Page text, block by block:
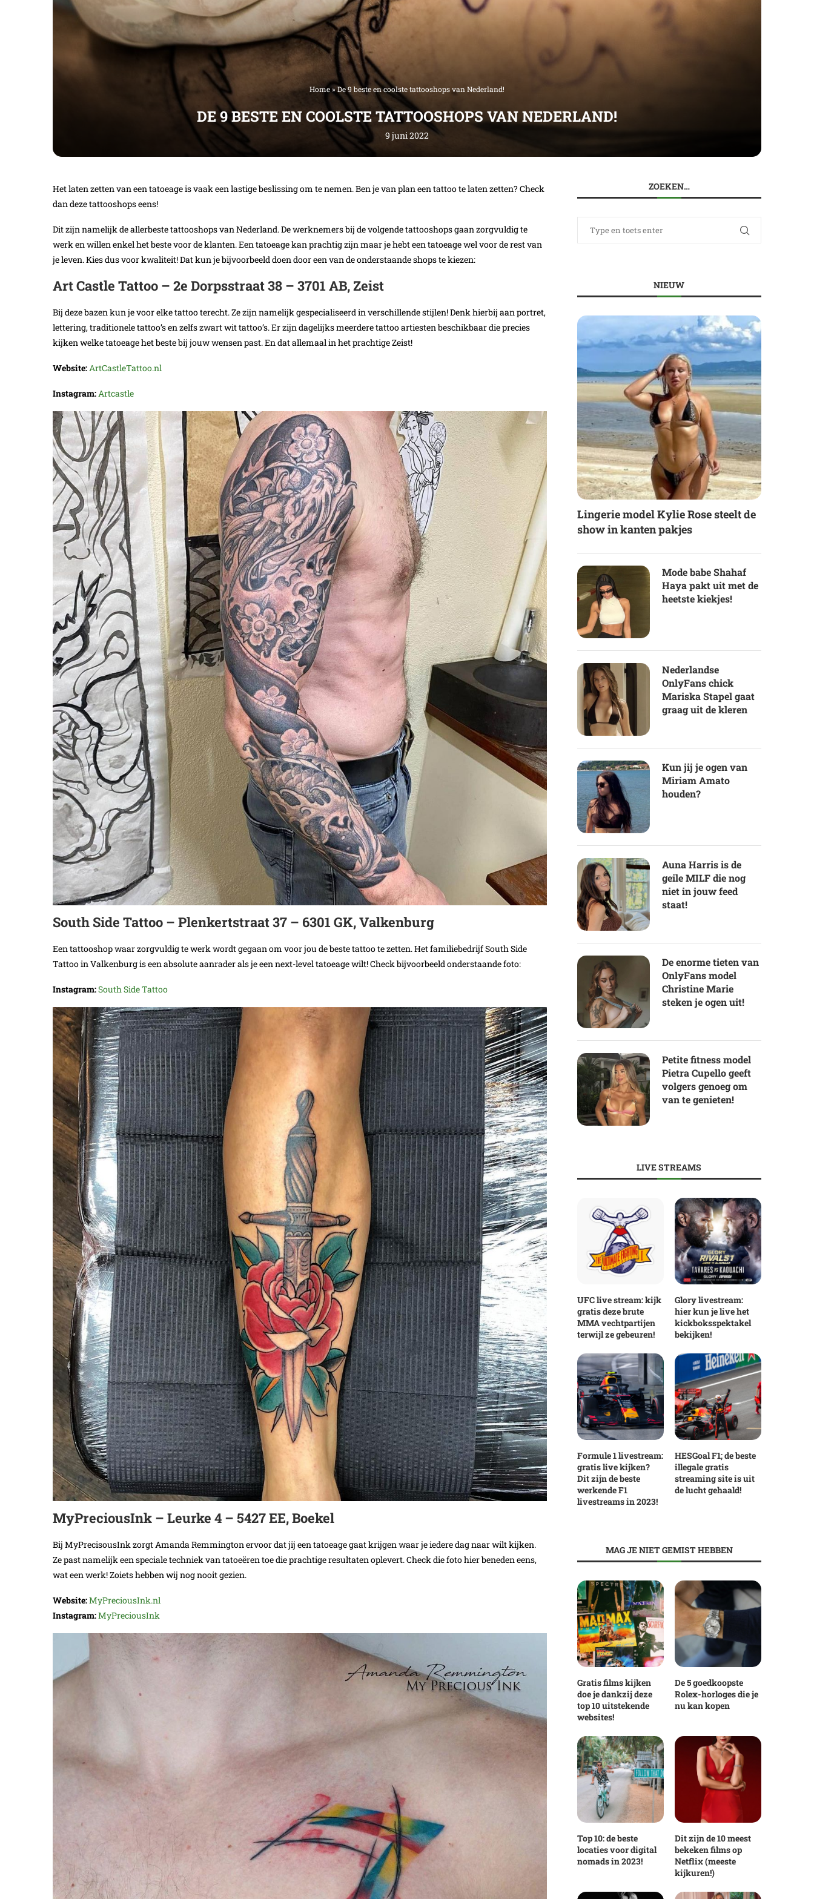
Home»De 9 beste en coolste tattooshops van Nederland!
DE 9 BESTE EN COOLSTE TATTOOSHOPS VAN NEDERLAND!
9 juni 2022
Het laten zetten van een tatoeage is vaak een lastige beslissing om te nemen. Ben je van plan een tattoo te laten zetten? Check
dan deze tattooshops eens!
Dit zijn namelijk de allerbeste tattooshops van Nederland. De werknemers bij de volgende tattooshops gaan zorgvuldig te
werk en willen enkel het beste voor de klanten. Een tatoeage kan prachtig zijn maar je hebt een tatoeage wel voor de rest van
je leven. Kies dus voor kwaliteit! Dat kun je bijvoorbeeld doen door een van de onderstaande shops te kiezen:
Art Castle Tattoo – 2e Dorpsstraat 38 – 3701 AB, Zeist
Bij deze bazen kun je voor elke tattoo terecht. Ze zijn namelijk gespecialiseerd in verschillende stijlen! Denk hierbij aan portret,
lettering, traditionele tattoo’s en zelfs zwart wit tattoo’s. Er zijn dagelijks meerdere tattoo artiesten beschikbaar die precies
kijken welke tatoeage het beste bij jouw wensen past. En dat allemaal in het prachtige Zeist!
Website:ArtCastleTattoo.nl
Instagram:Artcastle
South Side Tattoo – Plenkertstraat 37 – 6301 GK, Valkenburg
Een tattooshop waar zorgvuldig te werk wordt gegaan om voor jou de beste tattoo te zetten. Het familiebedrijf South Side
Tattoo in Valkenburg is een absolute aanrader als je een next-level tatoeage wilt! Check bijvoorbeeld onderstaande foto:
Instagram:South Side Tattoo
MyPreciousInk – Leurke 4 – 5427 EE, Boekel
Bij MyPrecisousInk zorgt Amanda Remmington ervoor dat jij een tatoeage gaat krijgen waar je iedere dag naar wilt kijken.
Ze past namelijk een speciale techniek van tatoeëren toe die prachtige resultaten oplevert. Check die foto hier beneden eens,
wat een werk! Zoiets hebben wij nog nooit gezien.
Website:MyPreciousInk.nl
Instagram:MyPreciousInk
ZOEKEN…
NIEUW
Lingerie model Kylie Rose steelt de
show in kanten pakjes
Mode babe Shahaf
Haya pakt uit met de
heetste kiekjes!
Nederlandse
OnlyFans chick
Mariska Stapel gaat
graag uit de kleren
Kun jij je ogen van
Miriam Amato
houden?
Auna Harris is de
geile MILF die nog
niet in jouw feed
staat!
De enorme tieten van
OnlyFans model
Christine Marie
steken je ogen uit!
Petite fitness model
Pietra Cupello geeft
volgers genoeg om
van te genieten!
LIVE STREAMS
UFC live stream: kijk
gratis deze brute
MMA vechtpartijen
terwijl ze gebeuren!
Glory livestream:
hier kun je live het
kickboksspektakel
bekijken!
Formule 1 livestream:
gratis live kijken?
Dit zijn de beste
werkende F1
livestreams in 2023!
HESGoal F1; de beste
illegale gratis
streaming site is uit
de lucht gehaald!
MAG JE NIET GEMIST HEBBEN
Gratis films kijken
doe je dankzij deze
top 10 uitstekende
websites!
De 5 goedkoopste
Rolex-horloges die je
nu kan kopen
Top 10: de beste
locaties voor digital
nomads in 2023!
Dit zijn de 10 meest
bekeken films op
Netflix (meeste
kijkuren!)